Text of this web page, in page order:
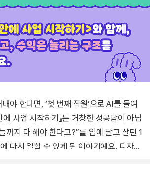
야 한다면, ‘첫 번째 직원’으로 AI를 들여
까지 다 해야 한다고?”를 입에 달고 살던 1
다시 일할 수 있게 된 이야기예요. 디자인